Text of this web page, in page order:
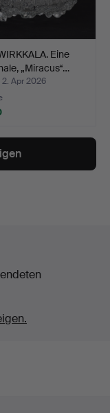
Eine
„Miracus“…
Apr 2026